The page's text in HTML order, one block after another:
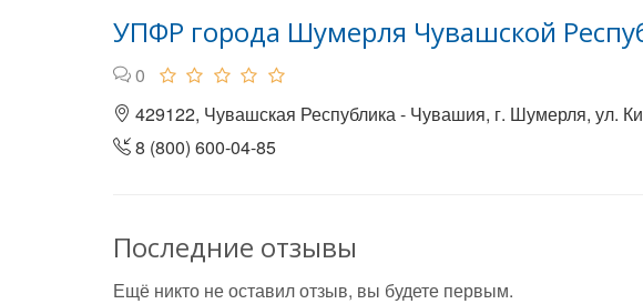
УПФР города Шумерля Чувашской
0
429122, Чувашская Республика - Чувашия, г. Шумерля, ул.
8 (800) 600-04-85
Последние отзывы
Ещё никто не оставил отзыв, вы будете первым.